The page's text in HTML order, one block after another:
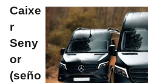
Caixe
r
Seny
or
(seño